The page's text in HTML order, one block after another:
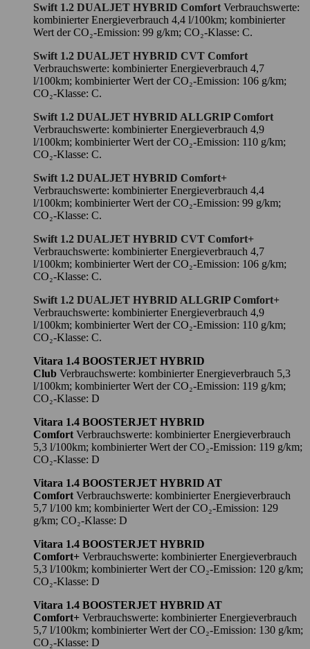
Swift 1.2 DUALJET HYBRID Comfort Verbrauchswerte:
kombinierter Energieverbrauch 4,4 l/100km; kombinierter
Wert der CO₂-Emission: 99 g/km; CO₂-Klasse: C.
Swift 1.2 DUALJET HYBRID CVT Comfort
Verbrauchswerte: kombinierter Energieverbrauch 4,7
l/100km; kombinierter Wert der CO₂-Emission: 106 g/km;
CO₂-Klasse: C.
Swift 1.2 DUALJET HYBRID ALLGRIP Comfort
Verbrauchswerte: kombinierter Energieverbrauch 4,9
l/100km; kombinierter Wert der CO₂-Emission: 110 g/km;
CO₂-Klasse: C.
Swift 1.2 DUALJET HYBRID Comfort+
Verbrauchswerte: kombinierter Energieverbrauch 4,4
l/100km; kombinierter Wert der CO₂-Emission: 99 g/km;
CO₂-Klasse: C.
Swift 1.2 DUALJET HYBRID CVT Comfort+
Verbrauchswerte: kombinierter Energieverbrauch 4,7
l/100km; kombinierter Wert der CO₂-Emission: 106 g/km;
CO₂-Klasse: C.
Swift 1.2 DUALJET HYBRID ALLGRIP Comfort+
Verbrauchswerte: kombinierter Energieverbrauch 4,9
l/100km; kombinierter Wert der CO₂-Emission: 110 g/km;
CO₂-Klasse: C.
Vitara 1.4 BOOSTERJET HYBRID
Club Verbrauchswerte: kombinierter Energieverbrauch 5,3
l/100km; kombinierter Wert der CO₂-Emission: 119 g/km;
CO₂-Klasse: D
Vitara 1.4 BOOSTERJET HYBRID
Comfort Verbrauchswerte: kombinierter Energieverbrauch
5,3 l/100km; kombinierter Wert der CO₂-Emission: 119 g/km;
CO₂-Klasse: D
Vitara 1.4 BOOSTERJET HYBRID AT
Comfort Verbrauchswerte: kombinierter Energieverbrauch
5,7 l/100 km; kombinierter Wert der CO₂-Emission: 129
g/km; CO₂-Klasse: D
Vitara 1.4 BOOSTERJET HYBRID
Comfort+ Verbrauchswerte: kombinierter Energieverbrauch
5,3 l/100km; kombinierter Wert der CO₂-Emission: 120 g/km;
CO₂-Klasse: D
Vitara 1.4 BOOSTERJET HYBRID AT
Comfort+ Verbrauchswerte: kombinierter Energieverbrauch
5,7 l/100km; kombinierter Wert der CO₂-Emission: 130 g/km;
CO₂-Klasse: D